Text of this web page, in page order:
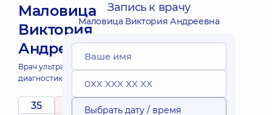
Маловица
Виктория
Андреевна
Врач ультразвуковой
диагностики;
35 5 / 5
Запись к врачу
Маловица Виктория Андреевна
Выбрать дату / время